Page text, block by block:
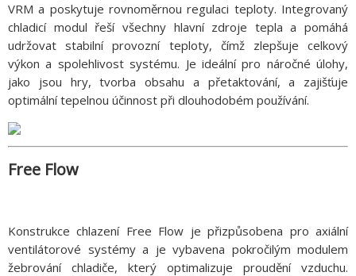
VRM a poskytuje rovnoměrnou regulaci teploty. Integrovaný
chladicí modul řeší všechny hlavní zdroje tepla a pomáhá
udržovat stabilní provozní teploty, čímž zlepšuje celkový
výkon a spolehlivost systému. Je ideální pro náročné úlohy,
jako jsou hry, tvorba obsahu a přetaktování, a zajišťuje
optimální tepelnou účinnost při dlouhodobém používání.
Free Flow
Konstrukce chlazení Free Flow je přizpůsobena pro axiální
ventilátorové systémy a je vybavena pokročilým modulem
žebrování chladiče, který optimalizuje proudění vzduchu.